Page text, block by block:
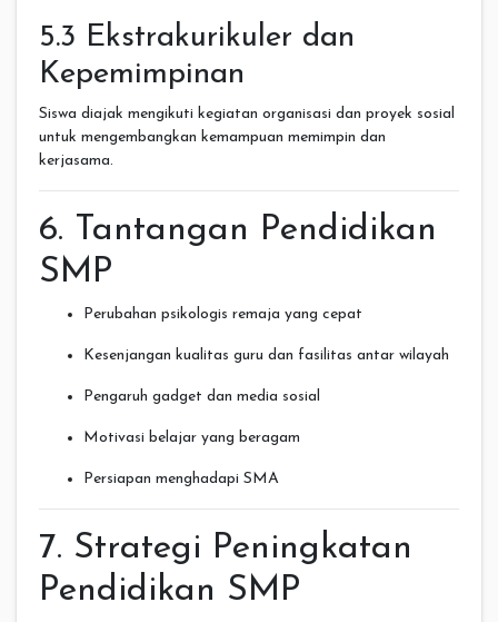
5.3 Ekstrakurikuler dan
Kepemimpinan
Siswa diajak mengikuti kegiatan organisasi dan proyek sosial
untuk mengembangkan kemampuan memimpin dan
kerjasama.
6. Tantangan Pendidikan
SMP
Perubahan psikologis remaja yang cepat
Kesenjangan kualitas guru dan fasilitas antar wilayah
Pengaruh gadget dan media sosial
Motivasi belajar yang beragam
Persiapan menghadapi SMA
7. Strategi Peningkatan
Pendidikan SMP